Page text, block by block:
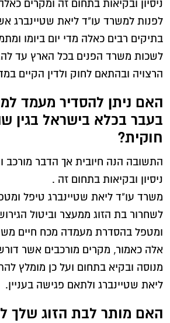
ניסיון ובקיאות בתחום זה ומקרים
לפנות למשרד עו"ד ליאת שטיינברג
בתיקים רבים כאלה מדי יום ביומו
לשכות משרד הפנים בכל הארץ עד
הרצויה ובהתאם לחוק ולדין הקיים
האם ניתן להסדיר מעמד
בעבר בכלא בישראל בגין
חוקית?
התשובה הנה חיובית אך הדבר מורכב
ניסיון ובקיאות בתחום זה .
משרד עו"ד ליאת שטיינברג טיפל
לשחרור בת הזוג ממעצר וביטול
ומטפל בהסדרת מעמדה מכח חיים
אלה כאמור, מקרים מורכבים אשר
מנוסה ובקיא בתחום ועל כן מומלץ
ליאת שטיינברג ולתאם פגישה בעניין.
האם מותר לבת הזוג שלך